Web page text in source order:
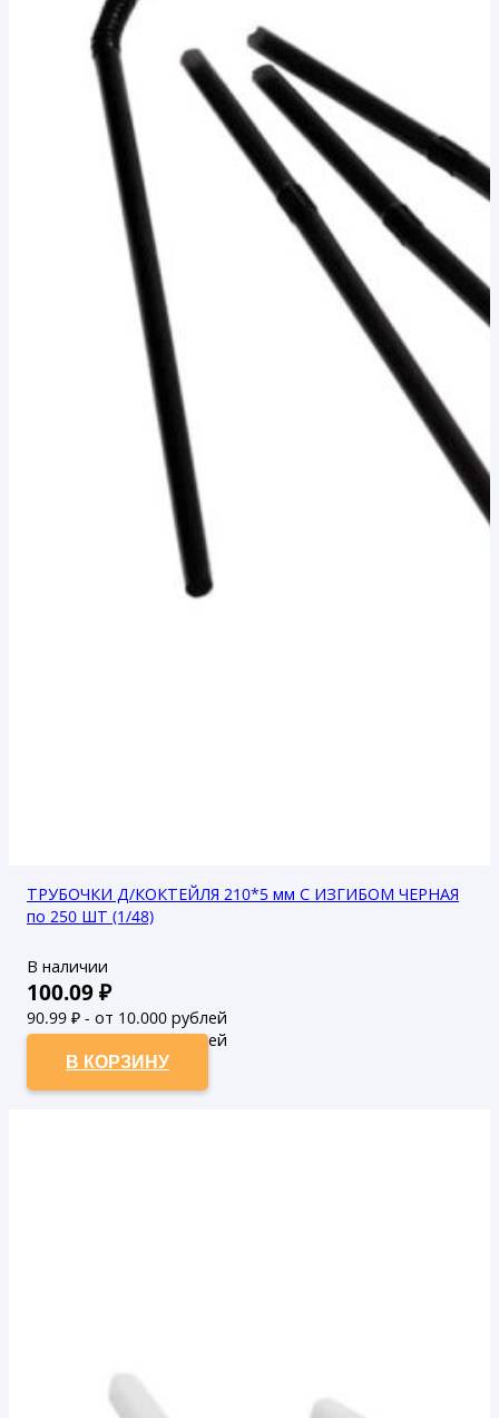
ТРУБОЧКИ Д/КОКТЕЙЛЯ 210*5 мм С ИЗГИБОМ ЧЕРНАЯ
по 250 ШТ (1/48)
В наличии
100.09₽
90.99 ₽ - от 10.000 рублей
82.72₽ - от 50.000 рублей
В КОРЗИНУ